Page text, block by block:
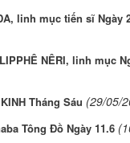
linh mục tiến sĩ Ngày
NÊRI, linh mục
Tháng Sáu (29/05/
Tông Đồ Ngày 11.6